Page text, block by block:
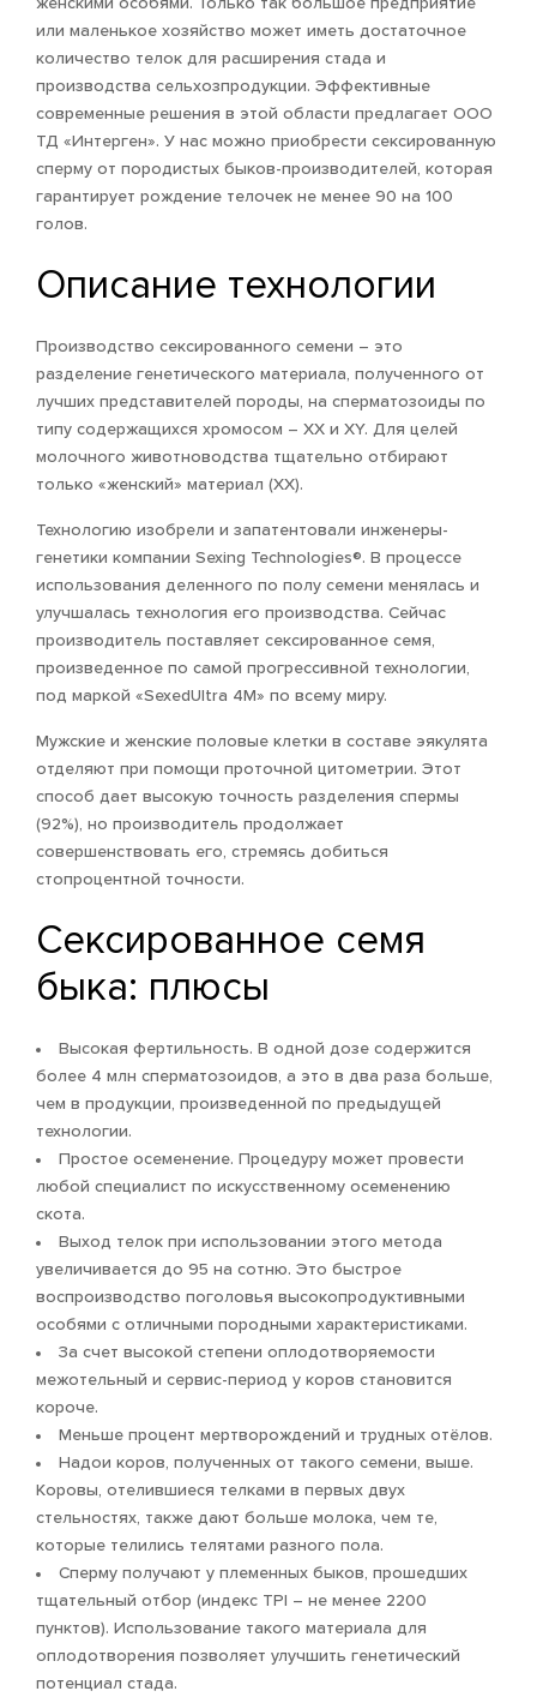
женскими особями. Только так большое предприятие
или маленькое хозяйство может иметь достаточное
количество телок для расширения стада и
производства сельхозпродукции. Эффективные
современные решения в этой области предлагает ООО
ТД «Интерген». У нас можно приобрести сексированную
сперму от породистых быков-производителей, которая
гарантирует рождение телочек не менее 90 на 100
голов.
Описание технологии
Производство сексированного семени – это
разделение генетического материала, полученного от
лучших представителей породы, на сперматозоиды по
типу содержащихся хромосом – ХХ и ХY. Для целей
молочного животноводства тщательно отбирают
только «женский» материал (ХХ).
Технологию изобрели и запатентовали инженеры-
генетики компании Sexing Technologies®. В процессе
использования деленного по полу семени менялась и
улучшалась технология его производства. Сейчас
производитель поставляет сексированное семя,
произведенное по самой прогрессивной технологии,
под маркой «SexedUltra 4M» по всему миру.
Мужские и женские половые клетки в составе эякулята
отделяют при помощи проточной цитометрии. Этот
способ дает высокую точность разделения спермы
(92%), но производитель продолжает
совершенствовать его, стремясь добиться
стопроцентной точности.
Сексированное семя
быка: плюсы
Высокая фертильность. В одной дозе содержится
более 4 млн сперматозоидов, а это в два раза больше,
чем в продукции, произведенной по предыдущей
технологии.
Простое осеменение. Процедуру может провести
любой специалист по искусственному осеменению
скота.
Выход телок при использовании этого метода
увеличивается до 95 на сотню. Это быстрое
воспроизводство поголовья высокопродуктивными
особями с отличными породными характеристиками.
За счет высокой степени оплодотворяемости
межотельный и сервис-период у коров становится
короче.
Меньше процент мертворождений и трудных отёлов.
Надои коров, полученных от такого семени, выше.
Коровы, отелившиеся телками в первых двух
стельностях, также дают больше молока, чем те,
которые телились телятами разного пола.
Сперму получают у племенных быков, прошедших
тщательный отбор (индекс TPI – не менее 2200
пунктов). Использование такого материала для
оплодотворения позволяет улучшить генетический
потенциал стада.